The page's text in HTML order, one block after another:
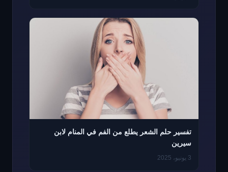
تفسير حلم الشعر يطلع من الفم في المنام لابن
سيرين
3 يونيو، 2025